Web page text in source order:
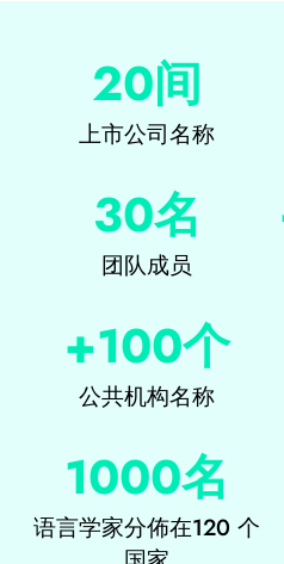
20间
上市公司名称
30名
团队成员
+100个
公共机构名称
1000名
语言学家分佈在120 个